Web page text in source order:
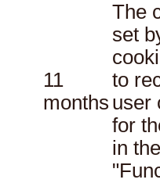
11
months
The
set
to
user
for
in